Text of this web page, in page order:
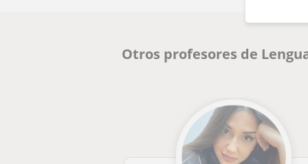
Otros profesores de